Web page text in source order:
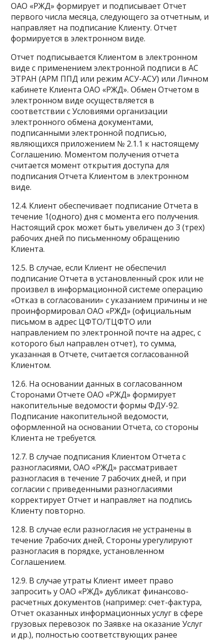
ОАО «РЖД» формирует и подписывает Отчет
первого числа месяца, следующего за отчетным, и
направляет на подписание Клиенту. Отчет
формируется в электронном виде.
Отчет подписывается Клиентом в электронном
виде с применением электронной подписи в АС
ЭТРАН (АРМ ППД или режим АСУ-АСУ) или Личном
кабинете Клиента ОАО «РЖД». Обмен Отчетом в
электронном виде осуществляется в
соответствии с Условиями организации
электронного обмена документами,
подписанными электронной подписью,
являющихся приложением № 2.1.1 к настоящему
Соглашению. Моментом получения отчета
считается момент открытия доступа для
подписания Отчета Клиентом в электронном
виде.
12.4. Клиент обеспечивает подписание Отчета в
течение 1(одного) дня с момента его получения.
Настоящий срок может быть увеличен до 3 (трех)
рабочих дней по письменному обращению
Клиента.
12.5. В случае, если Клиент не обеспечил
подписание Отчета в установленный срок или не
произвел в информационной системе операцию
«Отказ в согласовании» с указанием причины и не
проинформировал ОАО «РЖД» (официальным
письмом в адрес ЦФТО/ТЦФТО или
направлением по электронной почте на адрес, с
которого был направлен отчет), то сумма,
указанная в Отчете, считается согласованной
Клиентом.
12.6. На основании данных в согласованном
Сторонами Отчете ОАО «РЖД» формирует
накопительные ведомости формы ФДУ-92.
Подписание накопительной ведомости,
оформленной на основании Отчета, со стороны
Клиента не требуется.
12.7. В случае подписания Клиентом Отчета с
разногласиями, ОАО «РЖД» рассматривает
разногласия в течение 7 рабочих дней, и при
согласии с приведенными разногласиями
корректирует Отчет и направляет на подпись
Клиенту повторно.
12.8. В случае если разногласия не устранены в
течение 7рабочих дней, Стороны урегулируют
разногласия в порядке, установленном
Соглашением.
12.9. В случае утраты Клиент имеет право
запросить у ОАО «РЖД» дубликат финансово-
расчетных документов (например: счет-фактура,
Отчет оказанных информационных услуг в сфере
грузовых перевозок по Заявке на оказание Услуг
и др.), полностью соответствующих ранее